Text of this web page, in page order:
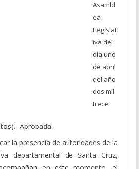
Asambl
ea
Legislat
iva del
día uno
de abril
del año
dos mil
trece.
Aprobada.
presencia de autoridades de la
departamental de Santa Cruz,